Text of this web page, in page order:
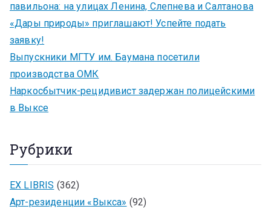
павильона: на улицах Ленина, Слепнева и Салтанова
«Дары природы» приглашают! Успейте подать
заявку!
Выпускники МГТУ им. Баумана посетили
производства ОМК
Наркосбытчик-рецидивист задержан полицейскими
в Выксе
Рубрики
EX LIBRIS (362)
Арт-резиденции «Выкса» (92)